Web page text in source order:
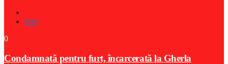
Stiri
0
Condamnată pentru furt, încarcerată la Gherla